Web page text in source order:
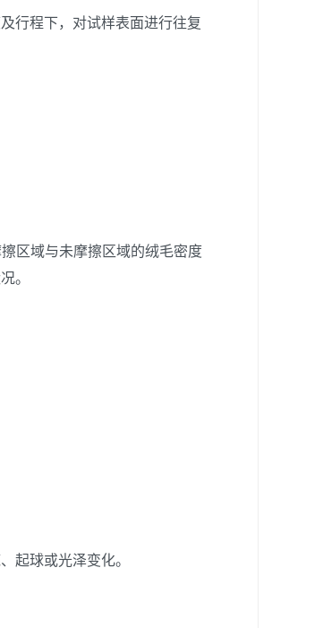
行程下，对试样表面进行往复
区域与未摩擦区域的绒毛密度
。
起球或光泽变化。